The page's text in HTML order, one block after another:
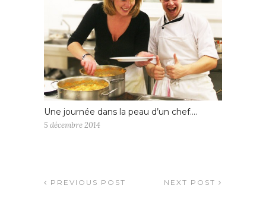
Une journée dans la peau d’un chef….
5 décembre 2014
PREVIOUS POST NEXT POST